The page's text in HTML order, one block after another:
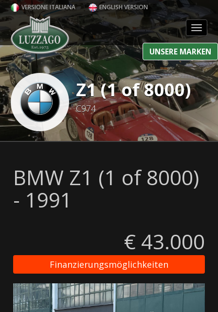
VERSIONE ITALIANA ENGLISH VERSION
UNSERE MARKEN
Z1 (1 of 8000)
C974
BMW Z1 (1 of 8000)
- 1991
€ 43.000
Finanzierungsmöglichkeiten